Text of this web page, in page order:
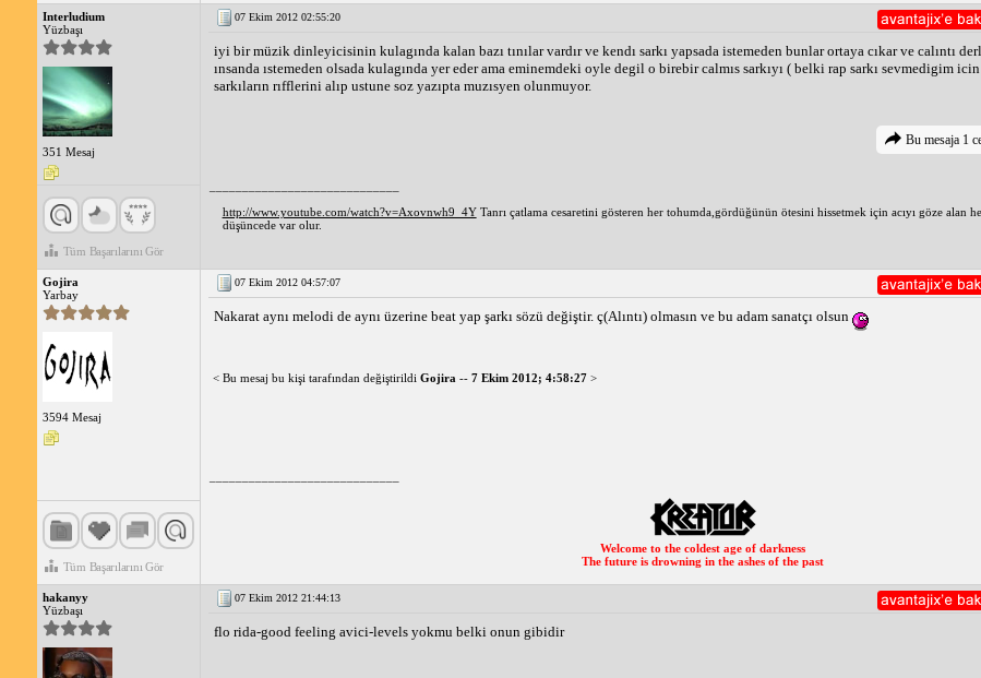
Interludium
Yüzbaşı
351 Mesaj
Tüm Başarılarını Gör
07 Ekim 2012 02:55:20
iyi bir müzik dinleyicisinin kulagında kalan bazı tınılar vardır ve kendı sarkı yapsada istemeden bunlar ortaya cıkar ve calıntı
ınsanda ıstemeden olsada kulagında yer eder ama eminemdeki oyle degil o birebir calmıs sarkıyı ( belki rap sarkı sevmedigim
sarkıların rıfflerini alıp ustune soz yazıpta muzısyen olunmuyor.
Bu mesaja 1
http://www.youtube.com/watch?v=Axovnwh9_4YTanrı çatlama cesaretini gösteren her tohumda,gördüğünün ötesini hissetmek için acıyı göze alan
düşüncede var olur.
Gojira
Yarbay
3594 Mesaj
Tüm Başarılarını Gör
07 Ekim 2012 04:57:07
Nakarat aynı melodi de aynı üzerine beat yap şarkı sözü değiştir. ç(Alıntı) olmasın ve bu adam sanatçı olsun
< Bu mesaj bu kişi tarafından değiştirildi Gojira -- 7 Ekim 2012; 4:58:27 >
Welcome to the coldest age of darkness
The future is drowning in the ashes of the past
hakanyy
Yüzbaşı
07 Ekim 2012 21:44:13
flo rida-good feeling avici-levels yokmu belki onun gibidir